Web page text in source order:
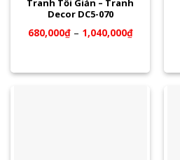
Tranh Tối Giản – Tranh
Decor DC5-070
680,000₫– 1,040,000₫